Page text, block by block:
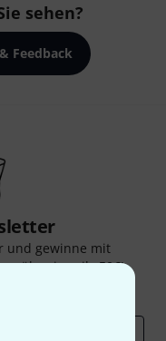
sehen?
Feedback
und gewinne mit
über jeweils50€!